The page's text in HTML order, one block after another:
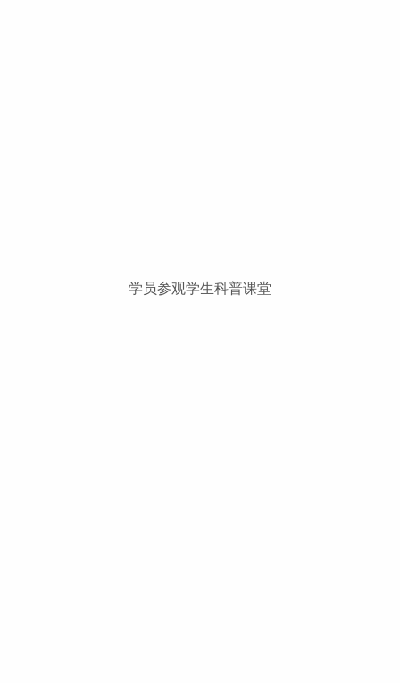
学员参观学生科普课堂